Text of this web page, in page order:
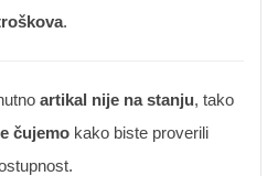
.
artikal nije na stanju, tako
čujemokako biste proverili